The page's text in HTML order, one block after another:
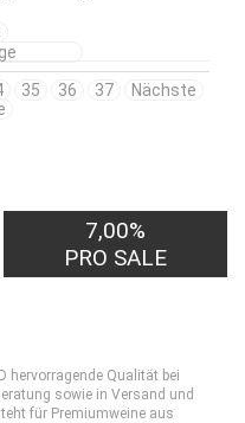
35 36 37
Nächste
7,00%
PRO SALE
hervorragende Qualität bei
sowie in Versand und
für Premiumweine aus